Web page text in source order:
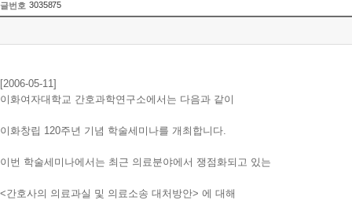
글번호 3035875
[2006-05-11]
이화여자대학교 간호과학연구소에서는 다음과 같이
이화창립 120주년 기념 학술세미나를 개최합니다.
이번 학술세미나에서는 최근 의료분야에서 쟁점화되고 있는
<간호사의 의료과실 및 의료소송 대처방안> 에 대해